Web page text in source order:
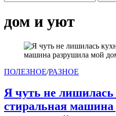
дом и уют
ПОЛЕЗНОЕ/РАЗНОЕ
Я чуть не
стиральная